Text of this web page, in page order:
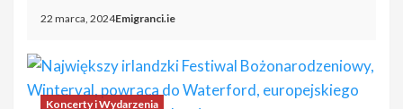
22 marca, 2024Emigranci.ie
Koncerty i Wydarzenia